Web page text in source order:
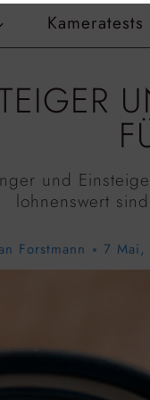
Kameratests
und
lohnenswert
Forstmann 7